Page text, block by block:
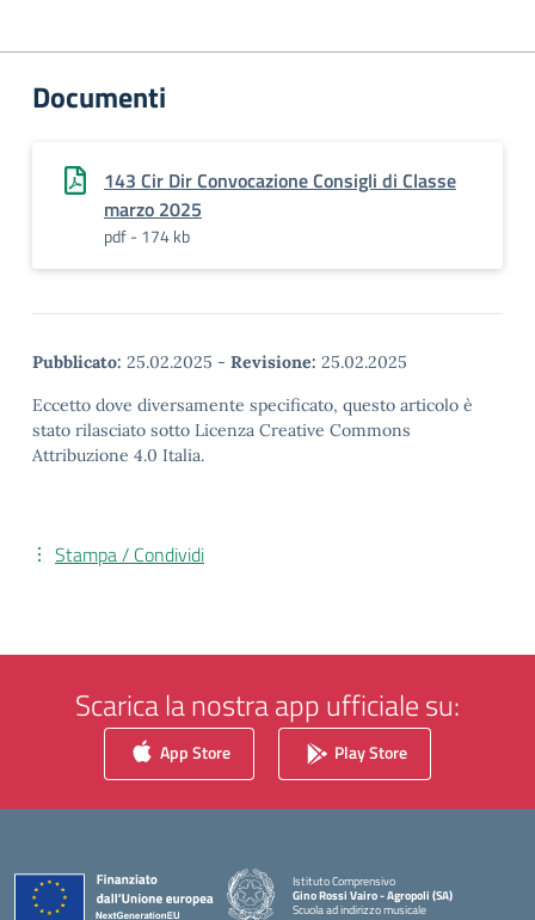
Documenti
143 Cir Dir Convocazione Consigli di Classe
marzo 2025
pdf - 174 kb
Pubblicato: 25.02.2025 - Revisione: 25.02.2025
Eccetto dove diversamente specificato, questo articolo è
stato rilasciato sotto Licenza Creative Commons
Attribuzione 4.0 Italia.
Stampa / Condividi
Scarica la nostra app ufficiale su:
App Store Play Store
Istituto Comprensivo
Gino Rossi Vairo - Agropoli (SA)
Scuola ad indirizzo musicale